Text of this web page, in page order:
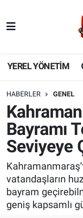
YEREL YÖNETİM
HABERLER GENEL
Bayramı
Seviyeye
vatandaşların
bayram
geniş kapsamlı
YEREL
GÜNCEL
KADIN AİLE
SPOR
DÜNYA
EKONOMİ
Nöbetçi
Hava Durumu
Süper Lig
Tüm
Son Dakika
Haber Arşivi